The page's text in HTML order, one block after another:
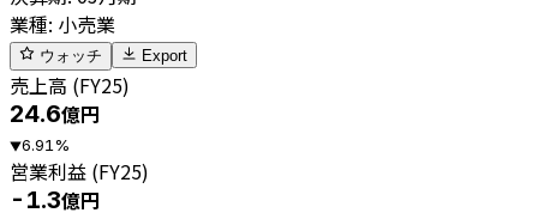
業種: 小売業
ウォッチ Export
売上高 (FY25)
24.6億円
▼6.91 %
営業利益 (FY25)
-1.3億円